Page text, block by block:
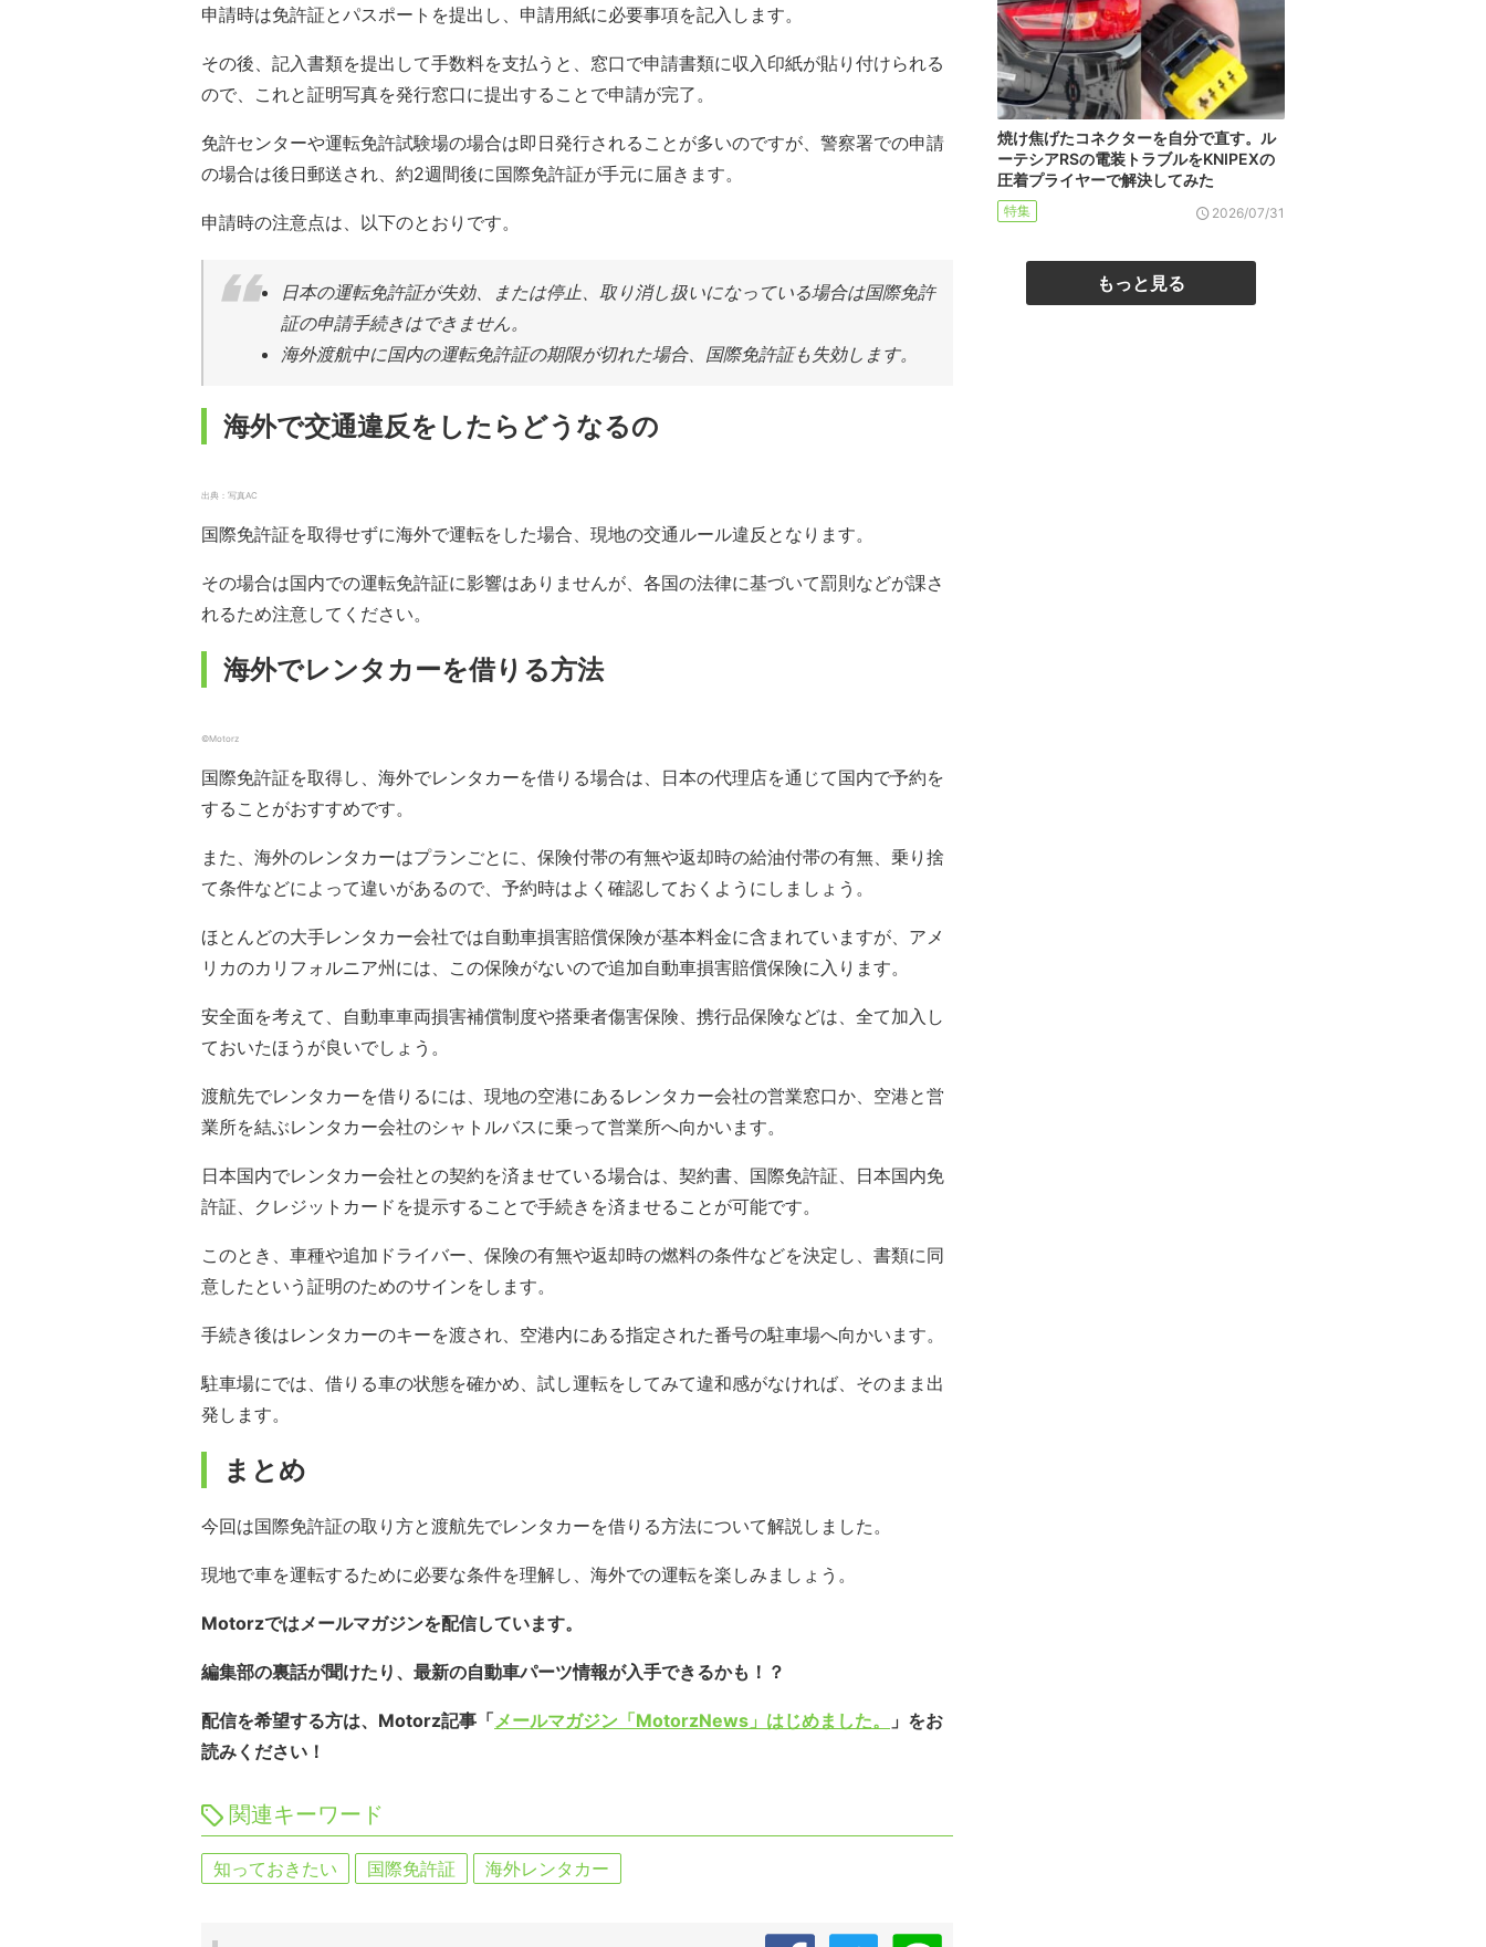
申請時は免許証とパスポートを提出し、申請用紙に必要事項を記入します。
その後、記入書類を提出して手数料を支払うと、窓口で申請書類に収入印紙が貼り付けられる
ので、これと証明写真を発行窓口に提出することで申請が完了。
免許センターや運転免許試験場の場合は即日発行されることが多いのですが、警察署での申請
の場合は後日郵送され、約2週間後に国際免許証が手元に届きます。
申請時の注意点は、以下のとおりです。
日本の運転免許証が失効、または停止、取り消し扱いになっている場合は国際免許
証の申請手続きはできません。
海外渡航中に国内の運転免許証の期限が切れた場合、国際免許証も失効します。
海外で交通違反をしたらどうなるの
出典：写真AC
国際免許証を取得せずに海外で運転をした場合、現地の交通ルール違反となります。
その場合は国内での運転免許証に影響はありませんが、各国の法律に基づいて罰則などが課さ
れるため注意してください。
海外でレンタカーを借りる方法
©Motorz
国際免許証を取得し、海外でレンタカーを借りる場合は、日本の代理店を通じて国内で予約を
することがおすすめです。
また、海外のレンタカーはプランごとに、保険付帯の有無や返却時の給油付帯の有無、乗り捨
て条件などによって違いがあるので、予約時はよく確認しておくようにしましょう。
ほとんどの大手レンタカー会社では自動車損害賠償保険が基本料金に含まれていますが、アメ
リカのカリフォルニア州には、この保険がないので追加自動車損害賠償保険に入ります。
安全面を考えて、自動車車両損害補償制度や搭乗者傷害保険、携行品保険などは、全て加入し
ておいたほうが良いでしょう。
渡航先でレンタカーを借りるには、現地の空港にあるレンタカー会社の営業窓口か、空港と営
業所を結ぶレンタカー会社のシャトルバスに乗って営業所へ向かいます。
日本国内でレンタカー会社との契約を済ませている場合は、契約書、国際免許証、日本国内免
許証、クレジットカードを提示することで手続きを済ませることが可能です。
このとき、車種や追加ドライバー、保険の有無や返却時の燃料の条件などを決定し、書類に同
意したという証明のためのサインをします。
手続き後はレンタカーのキーを渡され、空港内にある指定された番号の駐車場へ向かいます。
駐車場にでは、借りる車の状態を確かめ、試し運転をしてみて違和感がなければ、そのまま出
発します。
まとめ
今回は国際免許証の取り方と渡航先でレンタカーを借りる方法について解説しました。
現地で車を運転するために必要な条件を理解し、海外での運転を楽しみましょう。
Motorzではメールマガジンを配信しています。
編集部の裏話が聞けたり、最新の自動車パーツ情報が入手できるかも！？
配信を希望する方は、Motorz記事「メールマガジン「MotorzNews」はじめました。
」をお
読みください！
関連キーワード
知っておきたい 国際免許証 海外レンタカー
焼け焦げたコネクターを自分で直す。ル
ーテシアRSの電装トラブルをKNIPEXの
圧着プライヤーで解決してみた
特集 2026/07/31
もっと見る